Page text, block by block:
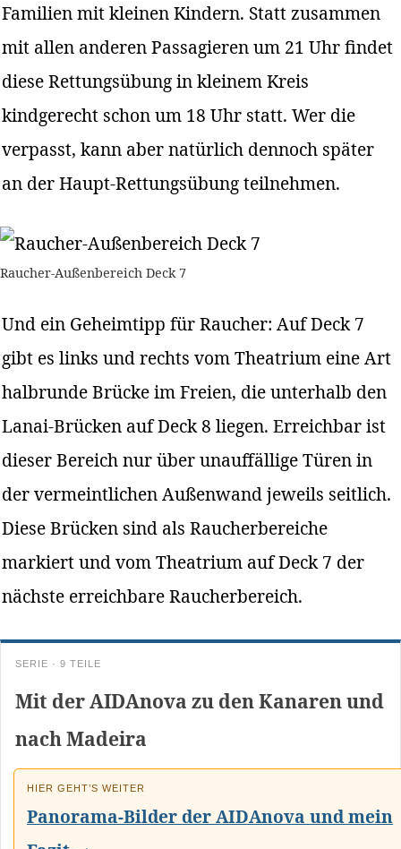
Familien mit kleinen Kindern. Statt zusammen
mit allen anderen Passagieren um 21 Uhr findet
diese Rettungsübung in kleinem Kreis
kindgerecht schon um 18 Uhr statt. Wer die
verpasst, kann aber natürlich dennoch später
an der Haupt-Rettungsübung teilnehmen.
Raucher-Außenbereich Deck 7
Und ein Geheimtipp für Raucher: Auf Deck 7
gibt es links und rechts vom Theatrium eine Art
halbrunde Brücke im Freien, die unterhalb den
Lanai-Brücken auf Deck 8 liegen. Erreichbar ist
dieser Bereich nur über unauffällige Türen in
der vermeintlichen Außenwand jeweils seitlich.
Diese Brücken sind als Raucherbereiche
markiert und vom Theatrium auf Deck 7 der
nächste erreichbare Raucherbereich.
SERIE · 9 TEILE
Mit der AIDAnova zu den Kanaren und
nach Madeira
HIER GEHT’S WEITER
Panorama-Bilder der AIDAnova und mein